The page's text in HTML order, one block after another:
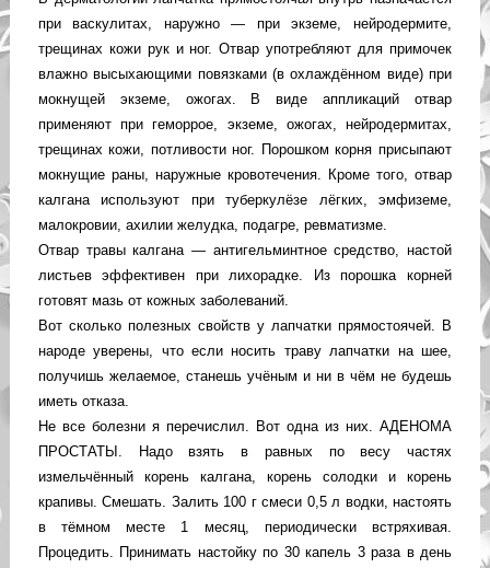
при васкулитах, наружно — при экземе, нейродермите,
трещинах кожи рук и ног. Отвар употребляют для примочек
влажно высыхающими повязками (в охлаждённом виде) при
мокнущей экземе, ожогах. В виде аппликаций отвар
применяют при геморрое, экземе, ожогах, нейродермитах,
трещинах кожи, потливости ног. Порошком корня присыпают
мокнущие раны, наружные кровотечения. Кроме того, отвар
калгана используют при туберкулёзе лёгких, эмфиземе,
малокровии, ахилии желудка, подагре, ревматизме.
Отвар травы калгана — антигельминтное средство, настой
листьев эффективен при лихорадке. Из порошка корней
готовят мазь от кожных заболеваний.
Вот сколько полезных свойств у лапчатки прямостоячей. В
народе уверены, что если носить траву лапчатки на шее,
получишь желаемое, станешь учёным и ни в чём не будешь
иметь отказа.
Не все болезни я перечислил. Вот одна из них. АДЕНОМА
ПРОСТАТЫ. Надо взять в равных по весу частях
измельчённый корень калгана, корень солодки и корень
крапивы. Смешать. Залить 100 г смеси 0,5 л водки, настоять
в тёмном месте 1 месяц, периодически встряхивая.
Процедить. Принимать настойку по 30 капель 3 раза в день